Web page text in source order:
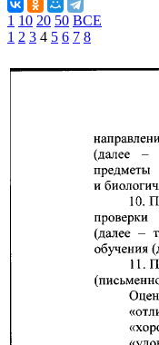
1 10 20 50 ВСЕ
1 2 3 4 5 6 7 8